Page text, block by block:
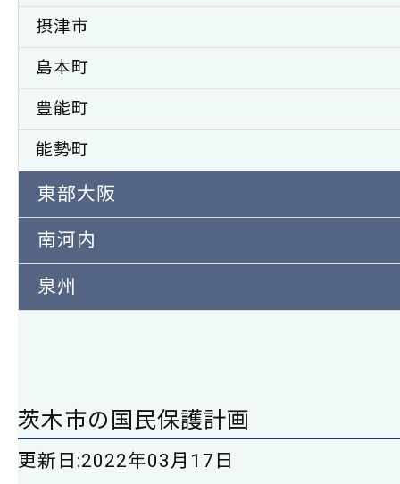
摂津市
島本町
豊能町
能勢町
東部大阪
南河内
泉州
茨木市の国民保護計画
更新日:2022年03月17日